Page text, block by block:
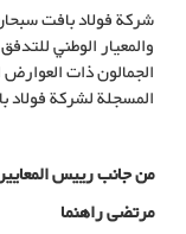
شركة فولاد بافت
والمعيار الوطني
الجمالون ذات العوارض
المسجلة لشركة فولاد
من جانب رییس
مرتضی راهنما